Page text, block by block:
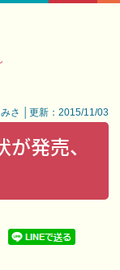
さ │更新：2015/11/03
発売、